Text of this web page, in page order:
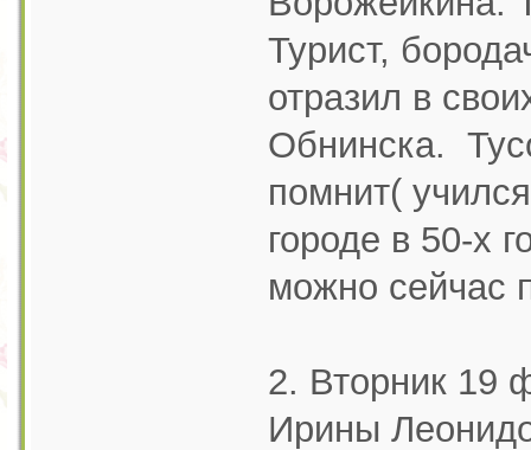
Турист,
отразил в
Обнинска.
помнит(
городе в 50-х
можно сейчас
2. Вторник 19
Ирины